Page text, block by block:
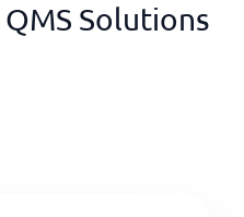
Solutions